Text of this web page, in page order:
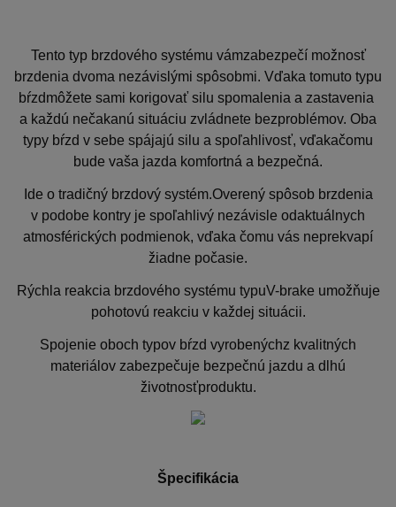
Tento typ brzdového systému vámzabezpečí možnosť
brzdenia dvoma nezávislými spôsobmi. Vďaka tomuto typu
bŕzdmôžete sami korigovať silu spomalenia a zastavenia
a každú nečakanú situáciu zvládnete bezproblémov. Oba
typy bŕzd v sebe spájajú silu a spoľahlivosť, vďakačomu
bude vaša jazda komfortná a bezpečná.
Ide o tradičný brzdový systém.Overený spôsob brzdenia
v podobe kontry je spoľahlivý nezávisle odaktuálnych
atmosférických podmienok, vďaka čomu vás neprekvapí
žiadne počasie.
Rýchla reakcia brzdového systému typuV-brake umožňuje
pohotovú reakciu v každej situácii.
Spojenie oboch typov bŕzd vyrobenýchz kvalitných
materiálov zabezpečuje bezpečnú jazdu a dlhú
životnosťproduktu.
Špecifikácia